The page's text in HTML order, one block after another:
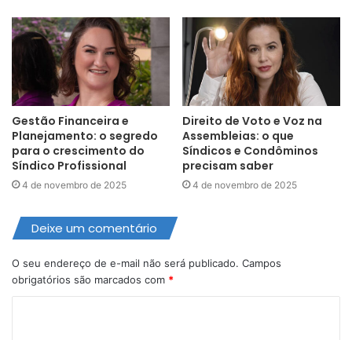
Gestão Financeira e
Planejamento: o segredo
para o crescimento do
Síndico Profissional
4 de novembro de 2025
Direito de Voto e Voz na
Assembleias: o que
Síndicos e Condôminos
precisam saber
4 de novembro de 2025
Deixe um comentário
O seu endereço de e-mail não será publicado. Campos
obrigatórios são marcados com *